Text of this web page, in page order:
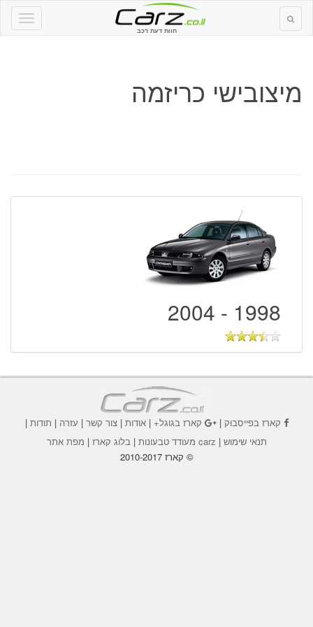
חוות דעת רכב
מיצובישי כריזמה
1998 - 2004
קארז בפייסבוק| קארז בגוגל+|אודות |צור קשר | עזרה | תודות |
תנאי שימוש | carz מעודד טבעונות | בלוג קארז | מפת אתר
© קארז 2010-2017